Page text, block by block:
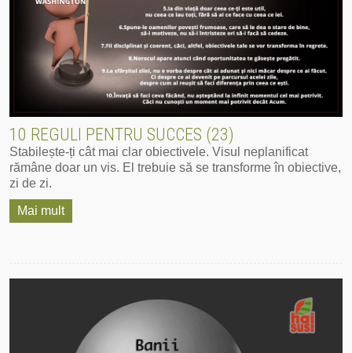
10 REGULI PENTRU SUCCES (23)
Stabilește-ți cât mai clar obiectivele. Visul neplanificat
rămâne doar un vis. El trebuie să se transforme în obiective,
zi de zi.
Mai mult